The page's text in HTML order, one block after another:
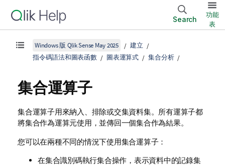
Search
功能
表
Windows 版 Qlik Sense May 2025
建立
指令碼語法和圖表函數
圖表運算式 集合分析
集合運算子
集合運算子用來納入、排除或交集資料集。所有運算子都
將集合作為運算元使用，並傳回一個集合作為結果。
您可以在兩種不同的情況下使用集合運算子：
在集合識別碼執行集合操作，表示資料中的記錄集